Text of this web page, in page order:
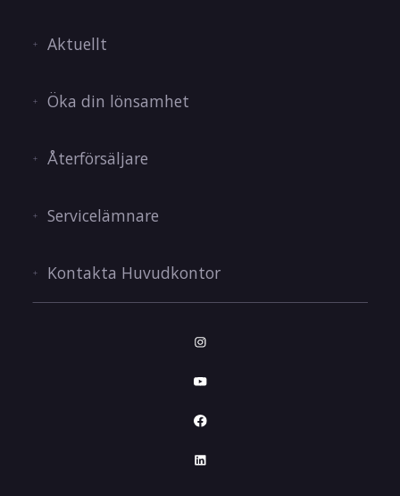
Aktuellt
Öka din lönsamhet
Återförsäljare
Servicelämnare
Kontakta Huvudkontor